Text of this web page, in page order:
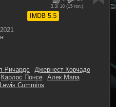
3.3/ 10 (15 гол.)
IMDB 5.5
Ричардс
Джернест Корчадо
Карлос Понсе
Алек Мапа
Lewis Cummins